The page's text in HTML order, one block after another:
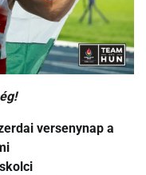
versenynap a